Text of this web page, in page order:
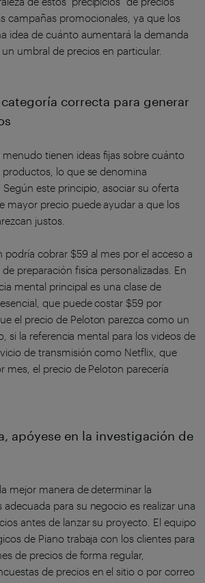
campañas promocionales, ya que los
idea de cuánto aumentará la demanda
umbral de precios en particular.
correcta para generar
tienen ideas fijas sobre cuánto
lo que se denomina
este principio, asociar su oferta
mayor precio puede ayudar a que los
justos.
podría cobrar $59 al mes por el acceso a
preparación fisíca personalizadas. En
mental principal es una clase de
que puede costar $59 por
el precio de Peloton parezca como un
si la referencia mental para los videos de
de transmisión como Netflix, que
mes, el precio de Peloton parecería
apóyese en la investigación de
mejor manera de determinar la
adecuada para su negocio es realizar una
antes de lanzar su proyecto. El equipo
de Piano trabaja con los clientes para
de precios de forma regular,
de precios en el sitio o por correo